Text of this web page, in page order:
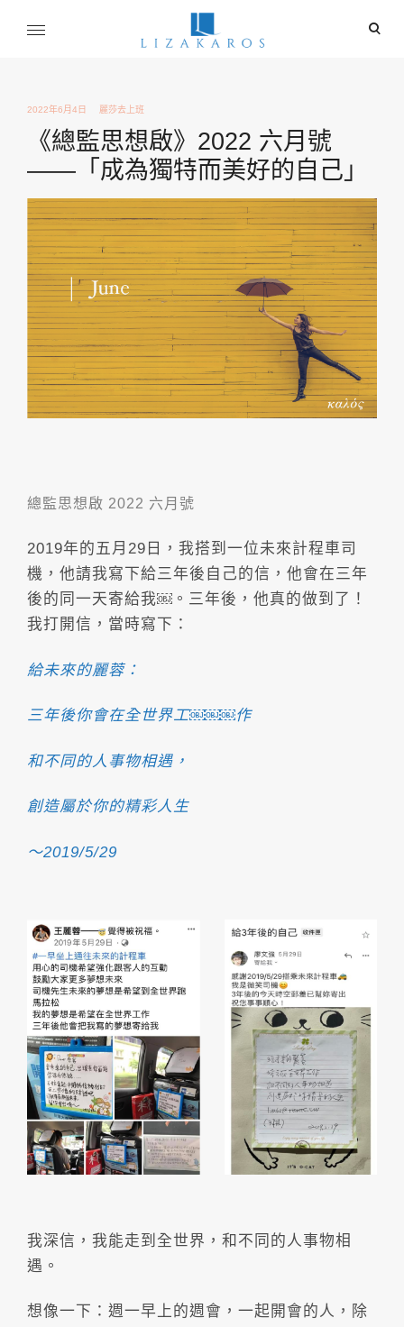
open
2022年6月4日 麗莎去上班
《總監思想啟》2022 六月號
——「成為獨特而美好的自己」
總監思想啟 2022 六月號
2019年的五月29日，我搭到一位未來計程車司
機，他請我寫下給三年後自己的信，他會在三年
後的同一天寄給我￼。三年後，他真的做到了！
我打開信，當時寫下：
給未來的麗蓉：
三年後你會在全世界工￼￼￼作
和不同的人事物相遇，
創造屬於你的精彩人生
～2019/5/29
我深信，我能走到全世界，和不同的人事物相
遇。
想像一下：週一早上的週會，一起開會的人，除